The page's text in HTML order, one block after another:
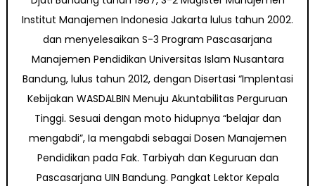
Institut Manajemen Indonesia Jakarta lulus tahun 2002.
dan menyelesaikan S-3 Program Pascasarjana
Manajemen Pendidikan Universitas Islam Nusantara
Bandung, lulus tahun 2012, dengan Disertasi “Implentasi
Kebijakan WASDALBIN Menuju Akuntabilitas Perguruan
Tinggi. Sesuai dengan moto hidupnya “belajar dan
mengabdi”, Ia mengabdi sebagai Dosen Manajemen
Pendidikan pada Fak. Tarbiyah dan Keguruan dan
Pascasarjana UIN Bandung. Pangkat Lektor Kepala